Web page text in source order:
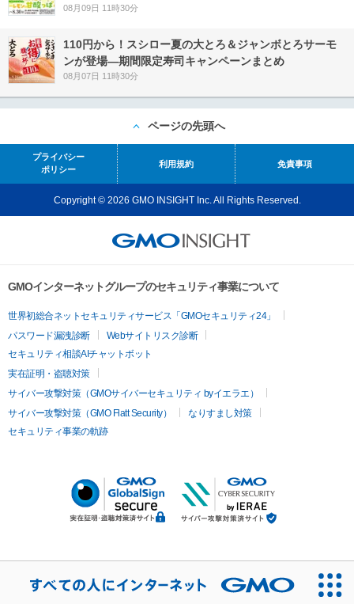
08月09日 11時30分
110円から！スシロー夏の大とろ＆ジャンボとろサーモ
ンが登場―期間限定寿司キャンペーンまとめ
08月07日 11時30分
ページの先頭へ
プライバシー
ポリシー
利用規約 免責事項
Copyright © 2026 GMO INSIGHT Inc. All Rights Reserved.
GMOインターネットグループのセキュリティ事業について
世界初総合ネットセキュリティサービス「GMOセキュリティ24」
パスワード漏洩診断
Webサイトリスク診断
セキュリティ相談AIチャットボット
実在証明・盗聴対策
サイバー攻撃対策（GMOサイバーセキュリティ byイエラエ）
サイバー攻撃対策（GMO Flatt Security）
なりすまし対策
セキュリティ事業の軌跡